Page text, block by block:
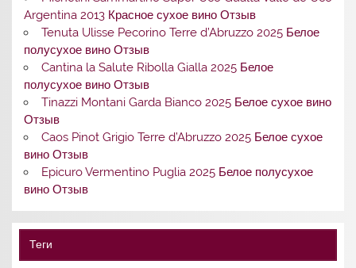
Argentina 2013 Красное сухое вино Отзыв
Tenuta Ulisse Pecorino Terre d’Abruzzo 2025 Белое
полусухое вино Отзыв
Cantina la Salute Ribolla Gialla 2025 Белое
полусухое вино Отзыв
Tinazzi Montani Garda Bianco 2025 Белое сухое вино
Отзыв
Caos Pinot Grigio Terre d’Abruzzo 2025 Белое сухое
вино Отзыв
Epicuro Vermentino Puglia 2025 Белое полусухое
вино Отзыв
Теги